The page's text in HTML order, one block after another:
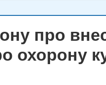
про
охорону